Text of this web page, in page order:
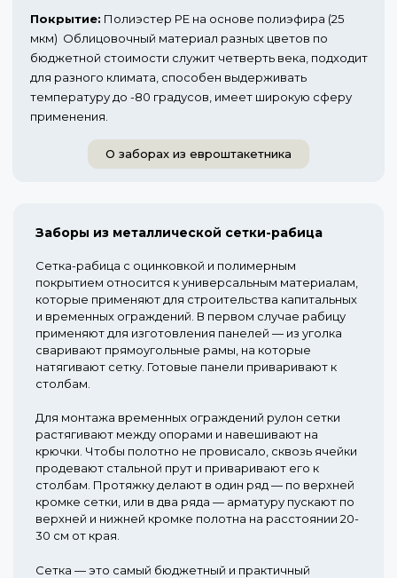
Покрытие: Полиэстер PE на основе полиэфира (25
мкм) Облицовочный материал разных цветов по
бюджетной стоимости служит четверть века, подходит
для разного климата, способен выдерживать
температуру до -80 градусов, имеет широкую сферу
применения.
О заборах из евроштакетника
Заборы из металлической сетки-рабица
Сетка-рабица с оцинковкой и полимерным
покрытием относится к универсальным материалам,
которые применяют для строительства капитальных
и временных ограждений. В первом случае рабицу
применяют для изготовления панелей — из уголка
сваривают прямоугольные рамы, на которые
натягивают сетку. Готовые панели приваривают к
столбам.
Для монтажа временных ограждений рулон сетки
растягивают между опорами и навешивают на
крючки. Чтобы полотно не провисало, сквозь ячейки
продевают стальной прут и приваривают его к
столбам. Протяжку делают в один ряд — по верхней
кромке сетки, или в два ряда — арматуру пускают по
верхней и нижней кромке полотна на расстоянии 20-
30 см от края.
Сетка — это самый бюджетный и практичный